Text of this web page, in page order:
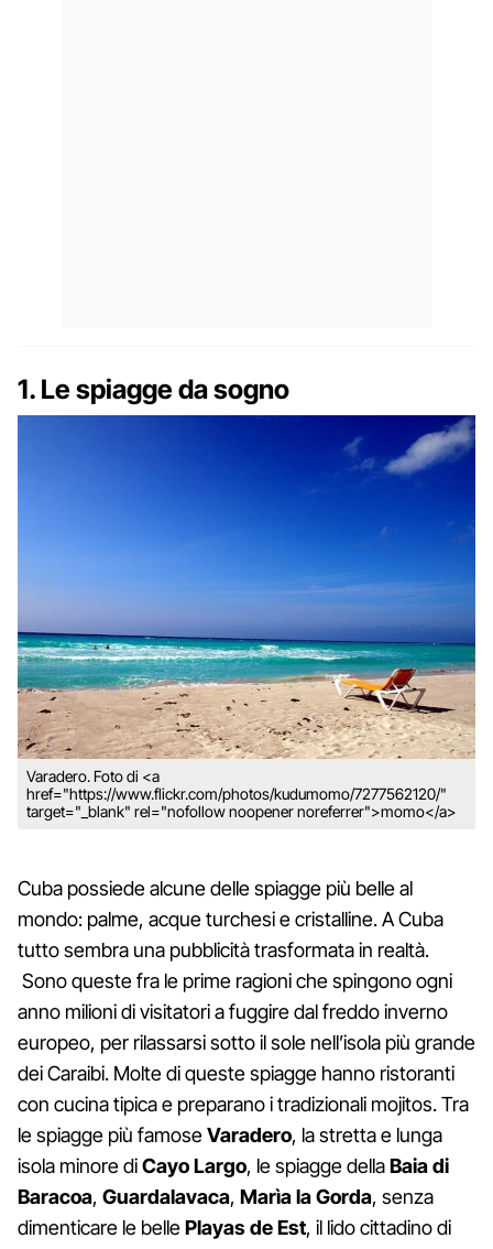
1. Le spiagge da sogno
Varadero. Foto di <a
href="https://www.flickr.com/photos/kudumomo/7277562120/"
target="_blank" rel="nofollow noopener noreferrer">momo</a>
Cuba possiede alcune delle spiagge più belle al
mondo: palme, acque turchesi e cristalline. A Cuba
tutto sembra una pubblicità trasformata in realtà.
Sono queste fra le prime ragioni che spingono ogni
anno milioni di visitatori a fuggire dal freddo inverno
europeo, per rilassarsi sotto il sole nell’isola più grande
dei Caraibi. Molte di queste spiagge hanno ristoranti
con cucina tipica e preparano i tradizionali mojitos. Tra
le spiagge più famoseVaradero, la stretta e lunga
isola minore diCayo Largo, le spiagge dellaBaia di
Baracoa, Guardalavaca, Marìa la Gorda, senza
dimenticare le bellePlayas de Est, il lido cittadino di